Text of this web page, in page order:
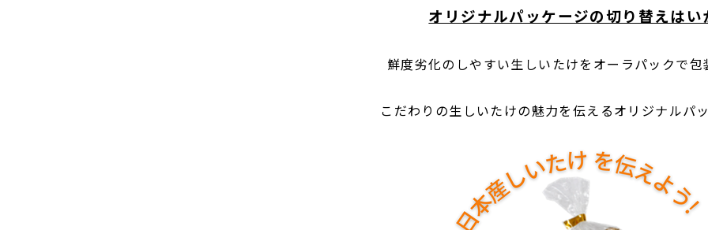
オリジナルパッケージの切り替えは
鮮度劣化のしやすい生しいたけをオーラパックで
こだわりの生しいたけの魅力を伝えるオリジナルパ